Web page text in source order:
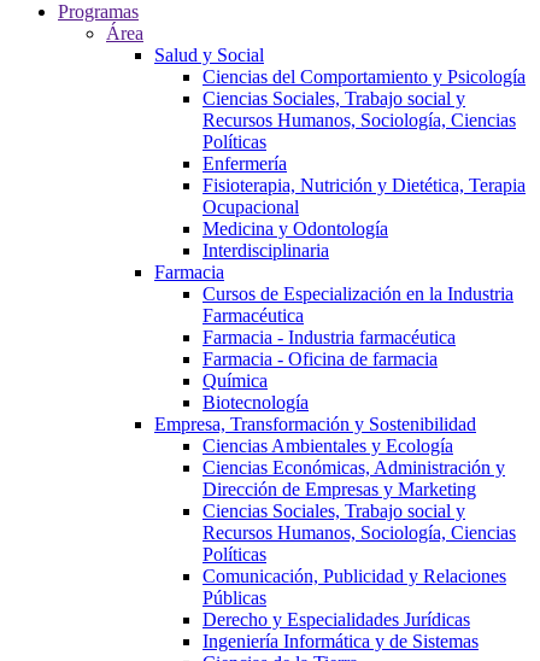
Programas
Área
Salud y Social
Ciencias del Comportamiento y Psicología
Ciencias Sociales, Trabajo social y
Recursos Humanos, Sociología, Ciencias
Políticas
Enfermería
Fisioterapia, Nutrición y Dietética, Terapia
Ocupacional
Medicina y Odontología
Interdisciplinaria
Farmacia
Cursos de Especialización en la Industria
Farmacéutica
Farmacia - Industria farmacéutica
Farmacia - Oficina de farmacia
Química
Biotecnología
Empresa, Transformación y Sostenibilidad
Ciencias Ambientales y Ecología
Ciencias Económicas, Administración y
Dirección de Empresas y Marketing
Ciencias Sociales, Trabajo social y
Recursos Humanos, Sociología, Ciencias
Políticas
Comunicación, Publicidad y Relaciones
Públicas
Derecho y Especialidades Jurídicas
Ingeniería Informática y de Sistemas